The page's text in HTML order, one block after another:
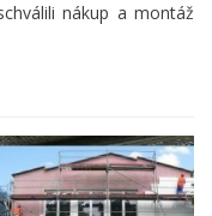
nákup a montáž